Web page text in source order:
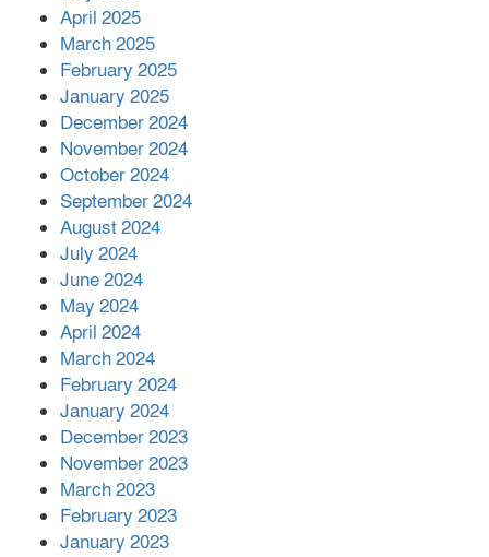
সহায়তা দিলেন সাচিং প্রু জেরী
April 2025
March 2025
February 2025
January 2025
December 2024
November 2024
October 2024
September 2024
August 2024
July 2024
June 2024
May 2024
April 2024
March 2024
February 2024
January 2024
December 2023
November 2023
March 2023
February 2023
January 2023